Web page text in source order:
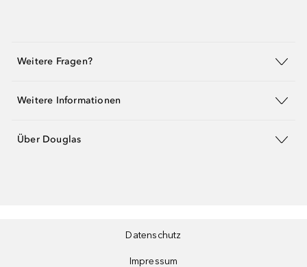
Weitere Fragen?
Weitere Informationen
Über Douglas
Datenschutz
Impressum